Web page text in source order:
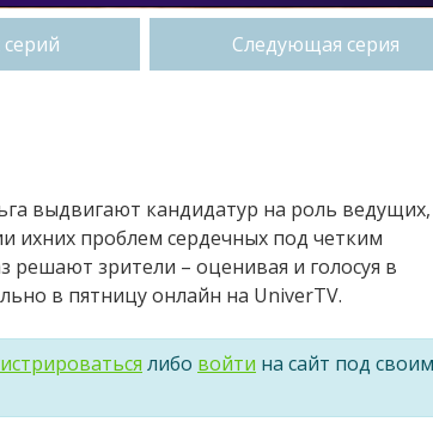
серий Следующая серия
выдвигают кандидатур на роль
ихних проблем сердечных под четким
решают зрители – оценивая и голосуя в
в пятницу онлайн на UniverTV.
либо войти на сайт под своим